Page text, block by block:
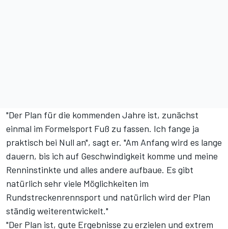
"Der Plan für die kommenden Jahre ist, zunächst
einmal im Formelsport Fuß zu fassen. Ich fange ja
praktisch bei Null an", sagt er. "Am Anfang wird es lange
dauern, bis ich auf Geschwindigkeit komme und meine
Renninstinkte und alles andere aufbaue. Es gibt
natürlich sehr viele Möglichkeiten im
Rundstreckenrennsport und natürlich wird der Plan
ständig weiterentwickelt."
"Der Plan ist, gute Ergebnisse zu erzielen und extrem